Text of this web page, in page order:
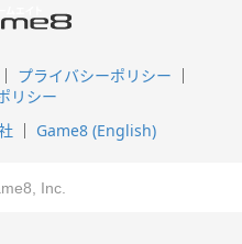
プライバシーポリシー
リシー
Game8 (English)
Inc.